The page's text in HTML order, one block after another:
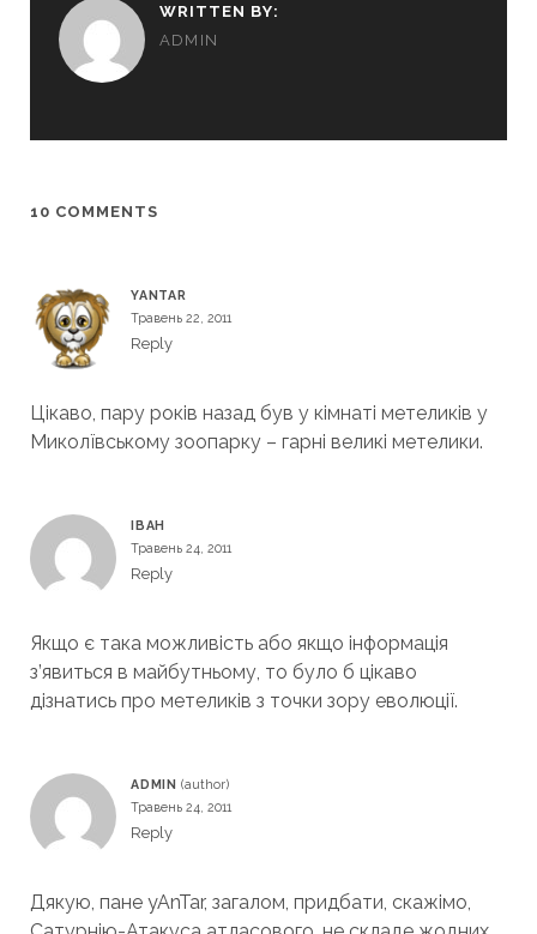
WRITTEN BY:
ADMIN
10 COMMENTS
YANTAR
Травень 22, 2011
Reply
Цікаво, пару років назад був у кімнаті метеликів у
Миколївському зоопарку – гарні великі метелики.
ІВАН
Травень 24, 2011
Reply
Якщо є така можливість або якщо інформація
з’явиться в майбутньому, то було б цікаво
дізнатись про метеликів з точки зору еволюції.
ADMIN
Травень 24, 2011
Reply
Дякую, пане yAnTar, загалом, придбати, скажімо,